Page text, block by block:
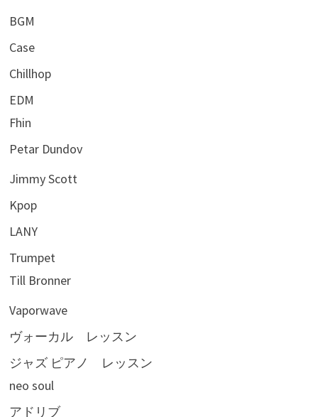
BGM
Case
Chillhop
EDM
Fhin
Petar Dundov
Jimmy Scott
Kpop
LANY
Trumpet
Till Bronner
Vaporwave
ヴォーカル レッスン
ジャズ ピアノ レッスン
neo soul
アドリブ